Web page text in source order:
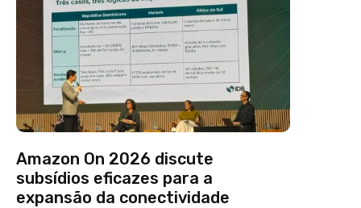
Amazon On 2026 discute
subsídios eficazes para a
expansão da conectividade